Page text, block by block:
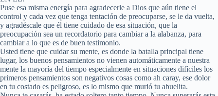
Puse esa misma energía para agradecerle a Dios que aún tiene el
control y cada vez que tenga tentación de preocuparse, se le da vuelta,
y agradéscale que él tiene cuidado de esa situación, que la
preocupación sea un recordatorio para cambiar a la alabanza, para
cambiar a lo que es de buen testimonio.
Usted tiene que cuidar su mente, es donde la batalla principal tiene
lugar, los buenos pensamientos no vienen automáticamente a nuestra
mente la mayoría del tiempo especialmente en situaciones difíciles los
primeros pensamientos son negativos cosas como ah caray, ese dolor
en tu costado es peligroso, es lo mismo que murió tu abuelita.